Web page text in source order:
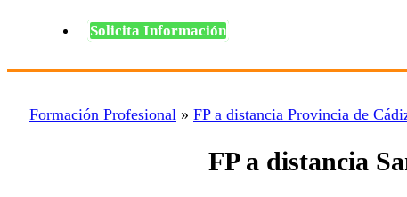
Solicita Información
Formación Profesional » FP a distancia Provincia de
FP a distancia